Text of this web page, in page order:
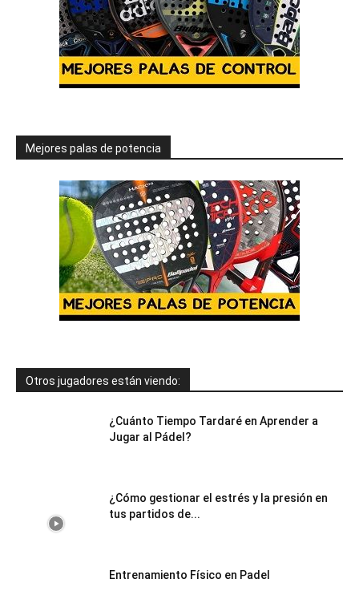
Mejores palas de potencia
Otros jugadores están viendo:
¿Cuánto Tiempo Tardaré en Aprender a
Jugar al Pádel?
¿Cómo gestionar el estrés y la presión en
tus partidos de...
Entrenamiento Físico en Padel